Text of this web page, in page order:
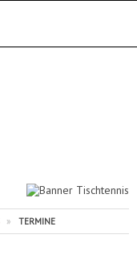
» TERMINE